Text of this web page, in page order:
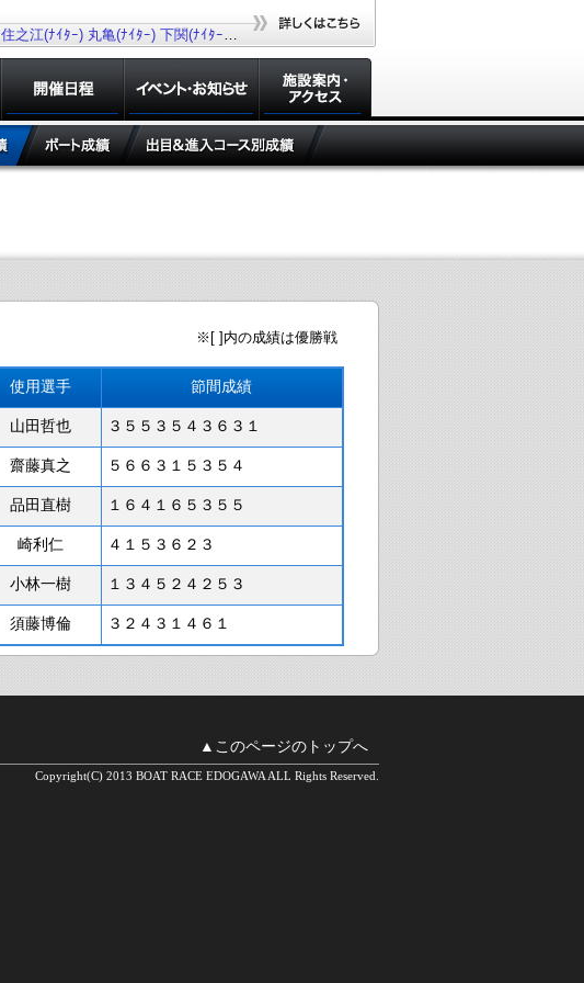
住之江(ﾅｲﾀｰ) 丸亀(ﾅｲﾀｰ) 下関(ﾅｲﾀｰ) 若松(ﾅｲﾀｰ) 大村(ﾅｲﾀｰ)
※[ ]内の成績は優勝戦
使用選手 節間成績
山田哲也 ３５５３５４３６３１
齋藤真之 ５６６３１５３５４
品田直樹 １６４１６５３５５
崎利仁 ４１５３６２３
小林一樹 １３４５２４２５３
須藤博倫 ３２４３１４６１
▲このページのトップへ
Copyright(C) 2013 BOAT RACE EDOGAWA ALL Rights Reserved.